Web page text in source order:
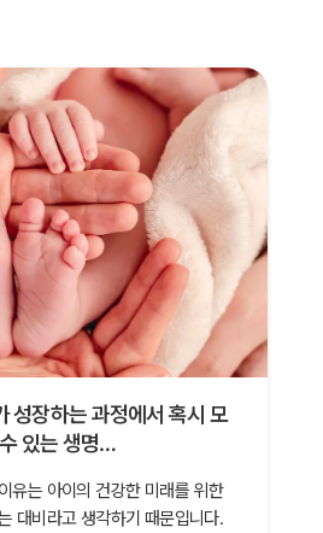
성장하는 과정에서 혹시 모
있는 생명…
유는 아이의 건강한 미래를 위한
대비라고 생각하기 때문입니다.